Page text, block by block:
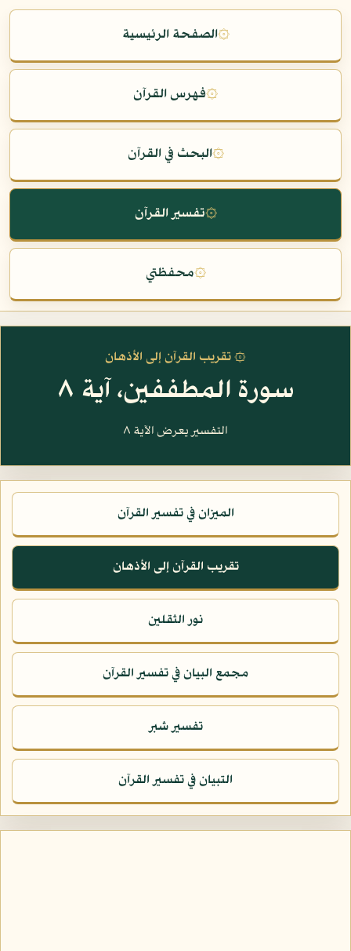
۞الصفحة الرئيسية
۞فهرس القرآن
۞البحث في القرآن
۞تفسير القرآن
۞محفظتي
۞ تقريب القرآن إلى الأذهان
سورة المطففين، آية ٨
التفسير يعرض الآية ٨
الميزان في تفسير القرآن
تقريب القرآن إلى الأذهان
نور الثقلين
مجمع البيان في تفسير القرآن
تفسير شبر
التبيان في تفسير القرآن